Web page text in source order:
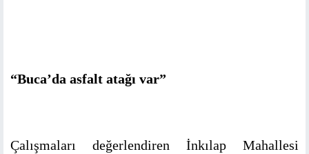
“Buca’da asfalt atağı var”
Çalışmaları değerlendiren İnkılap Mahallesi